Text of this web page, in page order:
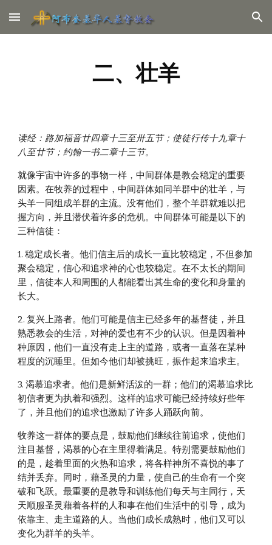
Skip to main content Skip to navigation
二、壮羊
读经：路加福音廿四章十三至卅五节；使徒行传十九章十
八至廿节；约翰一书二章十三节。
就像宇宙中许多的事物一样，中间群体是教会稳定的重要
因素。在牧养的过程中，中间群体如同羊群中的壮羊，与
头羊一同组成羊群的主流。没有他们，整个羊群就难以把
握方向，并且潜伏着许多的危机。中间群体可能是以下的
三种信徒：
1. 稳定成长者。他们信主后的成长一直比较稳定，不但参加
聚会稳定，信心和追求神的心也较稳定。在不太长的期间
里，信徒本人和周围的人都能看出其生命的变化和身量的
长大。
2. 复兴上路者。他们可能是信主已经多年的基督徒，并且
熟悉教会的生活，对神的爱也有不少的认识。但是因着种
种原因，他们一直没有走上主的道路，或者一直落在某种
程度的沉睡里。但如今他们却被挑旺，振作起来追求主。
3. 渴慕追求者。他们是新鲜活泼的一群；他们的渴慕追求比
初信者更为执着和强烈。这样的追求可能已经持续好些年
了，并且他们的追求也激励了许多人踊跃向前。
牧养这一群体的要点是，鼓励他们继续往前追求，使他们
注目基督，渴慕的心在主里得着满足。特别需要鼓励他们
的是，趁着里面的火热和追求，将各样神所不喜悦的事了
结并丢弃。同时，藉圣灵的力量，使自己的生命有一个突
破和飞跃。最重要的是教导和训练他们每天与主同行，天
天顺服圣灵藉着各样的人和事在他们生活中的引导，成为
依靠主、走主道路的人。当他们成长成熟时，他们又可以
变化为群羊的头羊。